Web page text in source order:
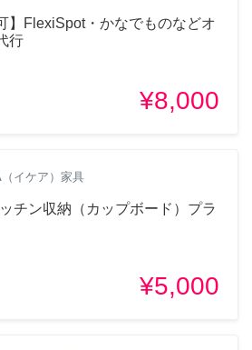
】FlexiSpot・かなでものなどオ
行
¥8,000
イケア）家具
チン収納（カップボード）プラ
¥5,000